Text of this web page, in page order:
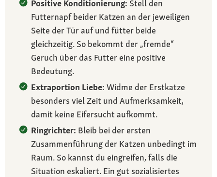
Positive Konditionierung: Stell den
Futternapf beider Katzen an der jeweiligen
Seite der Tür auf und fütter beide
gleichzeitig. So bekommt der „fremde“
Geruch über das Futter eine positive
Bedeutung.
Extraportion Liebe: Widme der Erstkatze
besonders viel Zeit und Aufmerksamkeit,
damit keine Eifersucht aufkommt.
Ringrichter: Bleib bei der ersten
Zusammenführung der Katzen unbedingt im
Raum. So kannst du eingreifen, falls die
Situation eskaliert. Ein gut sozialisiertes